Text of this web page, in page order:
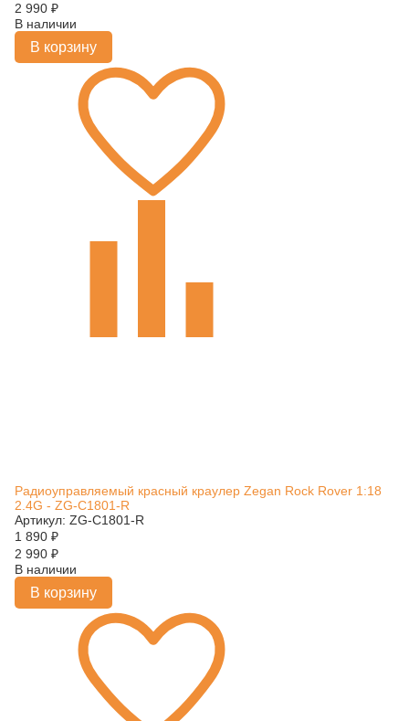
2 990 ₽
В наличии
В корзину
Радиоуправляемый красный краулер Zegan Rock Rover 1:18
2.4G - ZG-C1801-R
Артикул: ZG-C1801-R
1 890 ₽
2 990 ₽
В наличии
В корзину